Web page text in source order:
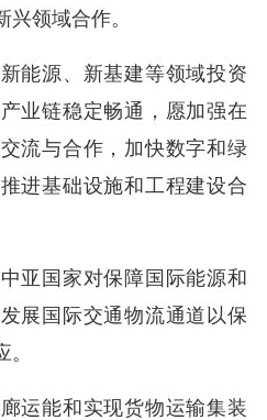
领域合作。
能源、新基建等领域投资
业链稳定畅通，愿加强在
流与合作，加快数字和绿
进基础设施和工程建设合
亚国家对保障国际能源和
展国际交通物流通道以保
运能和实现货物运输集装